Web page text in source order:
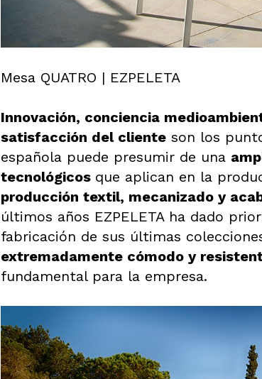
Mesa QUATRO | EZPELETA
Innovación, conciencia
satisfacción del clienteson los
española puede presumir de una
tecnológicos que aplican en la
producción textil, mecanizado y
últimos años EZPELETA ha dado
fabricación de sus últimas
extremadamente cómodo y
fundamental para la empresa.